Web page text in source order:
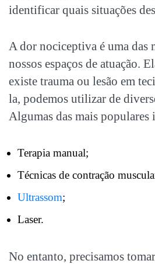
identificar quais situações
A dor nociceptiva é uma das
nossos espaços de atuação.
existe trauma ou lesão em
la, podemos utilizar de
Algumas das mais populares
Terapia manual;
Técnicas de contração
Ultrassom;
Laser.
No entanto, precisamos